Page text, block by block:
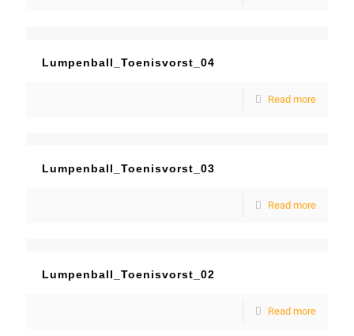
Lumpenball_Toenisvorst_04
Read more
Lumpenball_Toenisvorst_03
Read more
Lumpenball_Toenisvorst_02
Read more